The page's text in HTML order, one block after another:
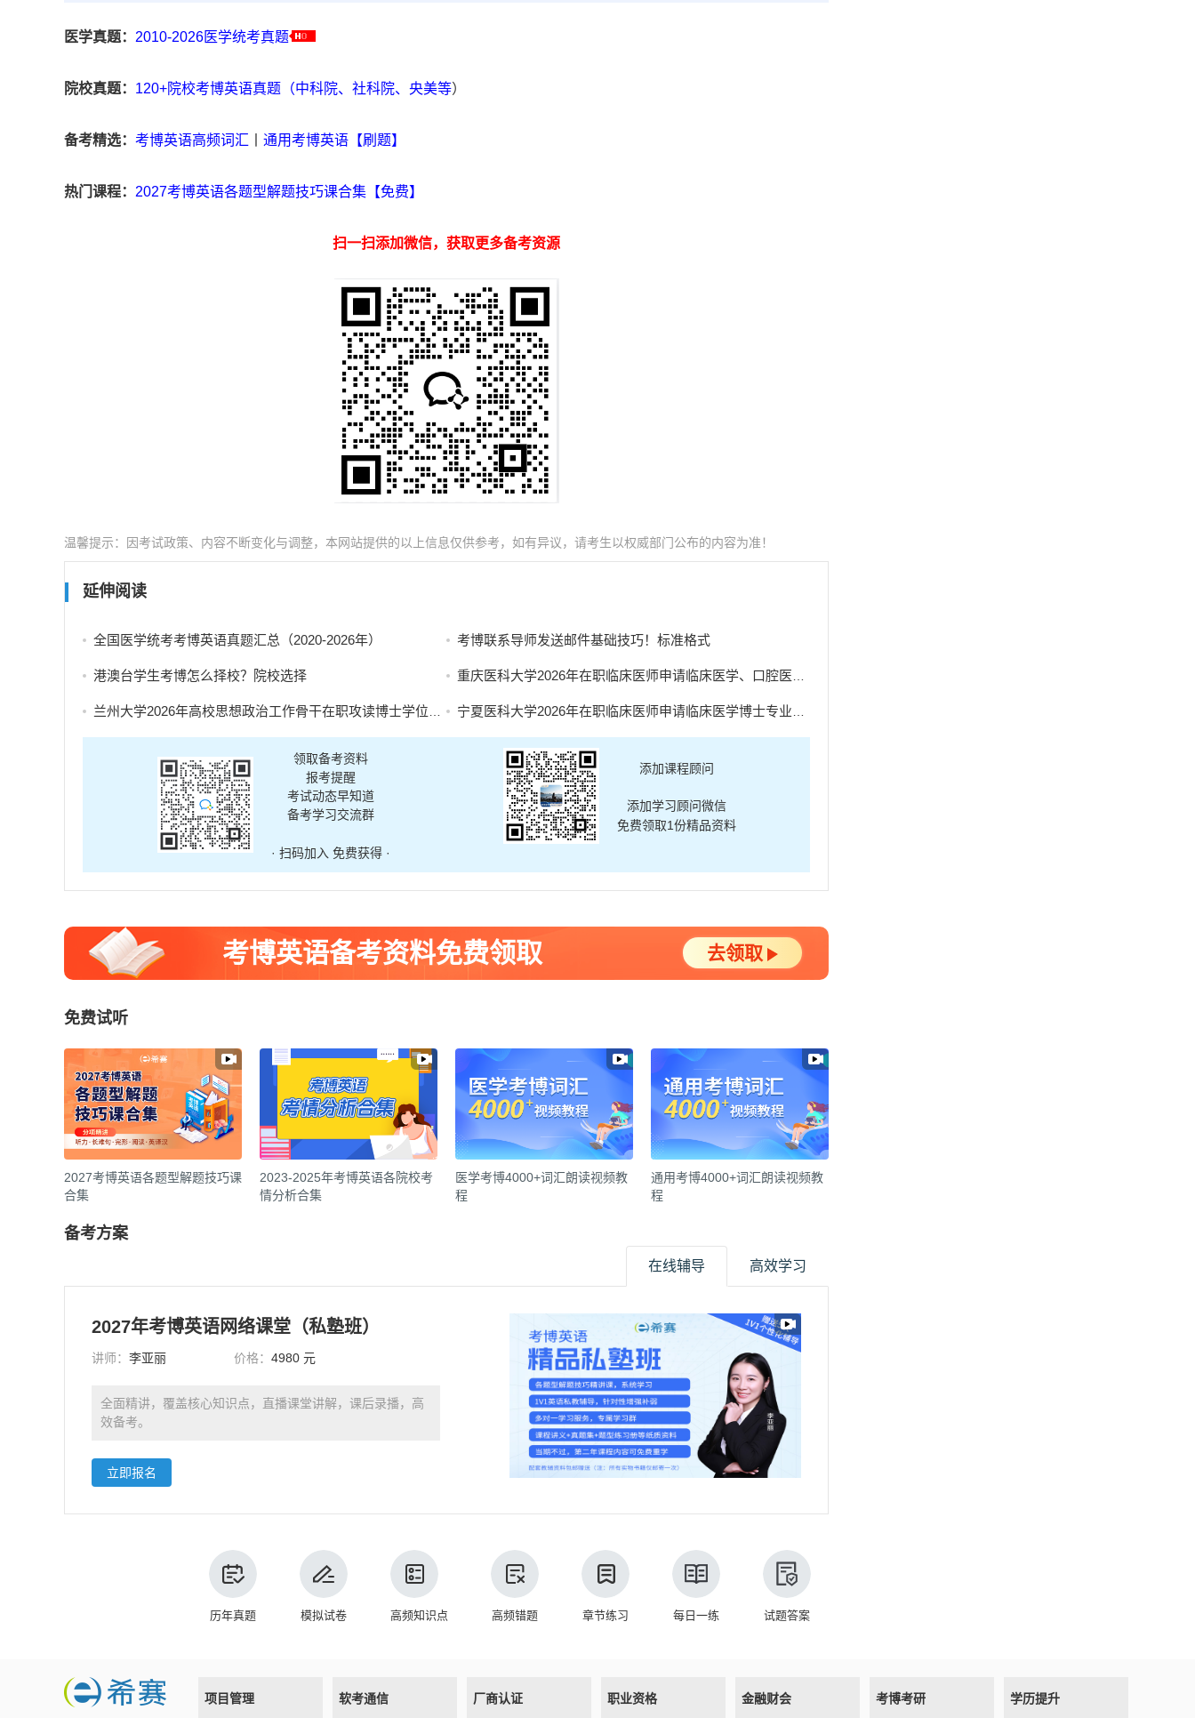
医学真题： 2010-2026医学统考真题
院校真题： 120+院校考博英语真题（中科院、社科院、央美等）
备考精选： 考博英语高频词汇 通用考博英语【刷题】
热门课程： 2027考博英语各题型解题技巧课合集【免费】
扫一扫添加微信，获取更多备考资源
温馨提示：因考试政策、内容不断变化与调整，本网站提供的以上信息仅供参考，如有异议，请考生以权威部门公布的内容为准！
延伸阅读
全国医学统考考博英语真题汇总（2020-2026年） 考博联系导师发送邮件基础技巧！标准格式
港澳台学生考博怎么择校？院校选择 重庆医科大学2026年在职临床医师申请临床医学、口腔医学博士专业学位招生简章
兰州大学2026年高校思想政治工作骨干在职攻读博士学位研究生招生补充报名的通知 宁夏医科大学2026年在职临床医师申请临床医学博士专业学位招生简章
领取备考资料
报考提醒
考试动态早知道
备考学习交流群
· 扫码加入 免费获得 ·
添加课程顾问
添加学习顾问微信
免费领取1份精品资料
考博英语备考资料免费领取 去领取
免费试听
2027考博英语各题型解题技巧课
合集
2023-2025年考博英语各院校考
情分析合集
医学考博4000+词汇朗读视频教
程
通用考博4000+词汇朗读视频教
程
备考方案
在线辅导 高效学习
2027年考博英语网络课堂（私塾班）
讲师： 李亚丽 价格： 4980 元
全面精讲，覆盖核心知识点，直播课堂讲解，课后录播，高
效备考。
立即报名
历年真题 模拟试卷 高频知识点 高频错题 章节练习 每日一练 试题答案
项目管理 软考通信 厂商认证 职业资格 金融财会 考博考研 学历提升